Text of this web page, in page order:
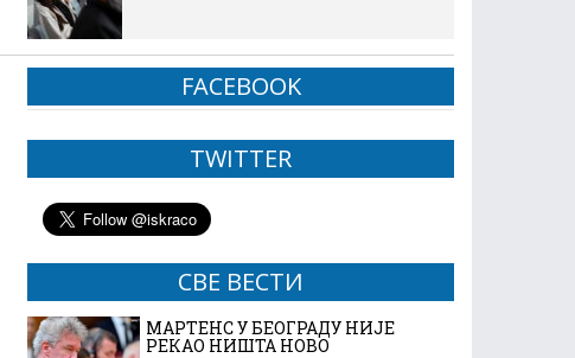
FACEBOOK
TWITTER
СВЕ ВЕСТИ
МАРТЕНС У БЕОГРАДУ НИЈЕ
РЕКАО НИШТА НОВО